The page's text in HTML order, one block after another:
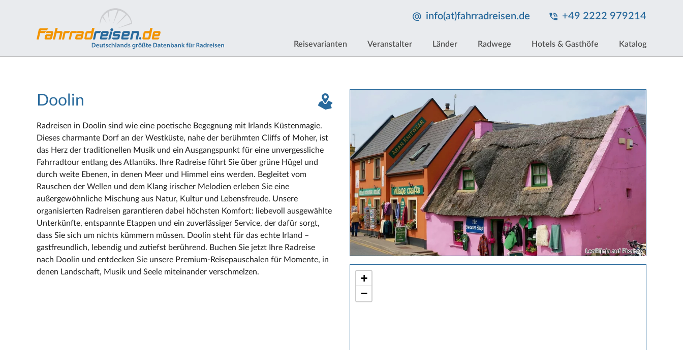
info(at)fahrradreisen.de +49 2222 979214
Reisevarianten Veranstalter Länder Radwege Hotels & Gasthöfe Katalog
LeoRijnja auf Pixabay
+
−
Doolin
Radreisen in Doolin sind wie eine poetische Begegnung mit Irlands Küstenmagie.
Dieses charmante Dorf an der Westküste, nahe der berühmten Cliffs of Moher, ist
das Herz der traditionellen Musik und ein Ausgangspunkt für eine unvergessliche
Fahrradtour entlang des Atlantiks. Ihre Radreise führt Sie über grüne Hügel und
durch weite Ebenen, in denen Meer und Himmel eins werden. Begleitet vom
Rauschen der Wellen und dem Klang irischer Melodien erleben Sie eine
außergewöhnliche Mischung aus Natur, Kultur und Lebensfreude. Unsere
organisierten Radreisen garantieren dabei höchsten Komfort: liebevoll ausgewählte
Unterkünfte, entspannte Etappen und ein zuverlässiger Service, der dafür sorgt,
dass Sie sich um nichts kümmern müssen. Doolin steht für das echte Irland –
gastfreundlich, lebendig und zutiefst berührend. Buchen Sie jetzt Ihre Radreise
nach Doolin und entdecken Sie unsere Premium-Reisepauschalen für Momente, in
denen Landschaft, Musik und Seele miteinander verschmelzen.